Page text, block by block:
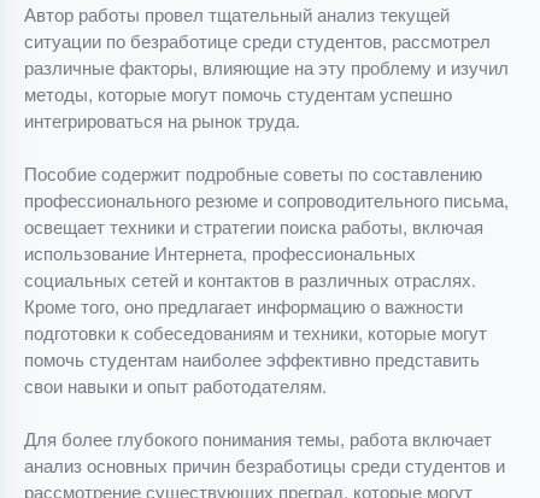
Автор работы провел тщательный анализ текущей
ситуации по безработице среди студентов, рассмотрел
различные факторы, влияющие на эту проблему и изучил
методы, которые могут помочь студентам успешно
интегрироваться на рынок труда.
Пособие содержит подробные советы по составлению
профессионального резюме и сопроводительного письма,
освещает техники и стратегии поиска работы, включая
использование Интернета, профессиональных
социальных сетей и контактов в различных отраслях.
Кроме того, оно предлагает информацию о важности
подготовки к собеседованиям и техники, которые могут
помочь студентам наиболее эффективно представить
свои навыки и опыт работодателям.
Для более глубокого понимания темы, работа включает
анализ основных причин безработицы среди студентов и
рассмотрение существующих преград, которые могут